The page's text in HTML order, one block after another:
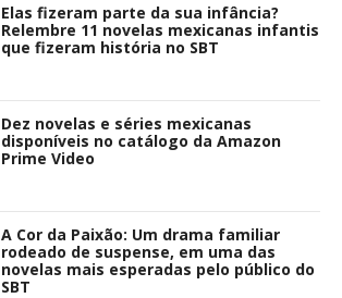
Elas fizeram parte da sua infância?
Relembre 11 novelas mexicanas infantis
que fizeram história no SBT
Dez novelas e séries mexicanas
disponíveis no catálogo da Amazon
Prime Video
A Cor da Paixão: Um drama familiar
rodeado de suspense, em uma das
novelas mais esperadas pelo público do
SBT